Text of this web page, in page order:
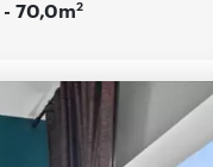
- 70,0m2